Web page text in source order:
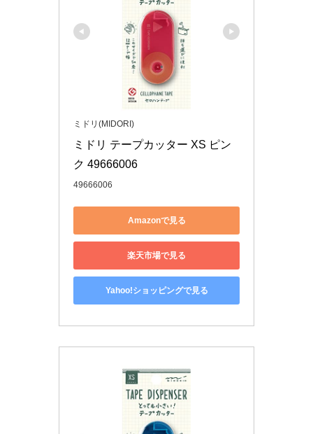
ミドリ(MIDORI)
ミドリ テープカッター XS ピン
ク 49666006
49666006
Amazonで見る
楽天市場で見る
Yahoo!ショッピングで見る